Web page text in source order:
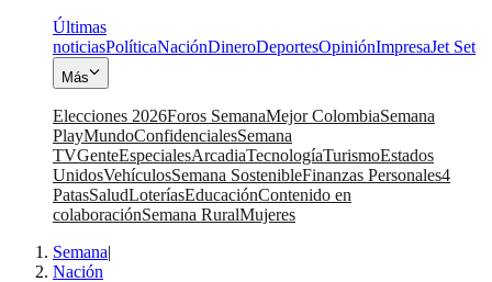
Últimas
noticiasPolíticaNaciónDineroDeportesOpiniónImpresaJet Set
Más
Elecciones 2026Foros SemanaMejor ColombiaSemana
PlayMundoConfidencialesSemana
TVGenteEspecialesArcadiaTecnologíaTurismoEstados
UnidosVehículosSemana SostenibleFinanzas Personales4
PatasSaludLoteríasEducaciónContenido en
colaboraciónSemana RuralMujeres
Semana|
Nación